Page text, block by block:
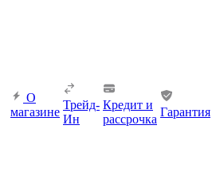
О
магазине
Трейд-
Ин
Кредит и
рассрочка
Гарантия